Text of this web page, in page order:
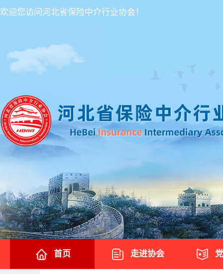
欢迎您访问河北省保险中介行业协会！
首页 走进协会